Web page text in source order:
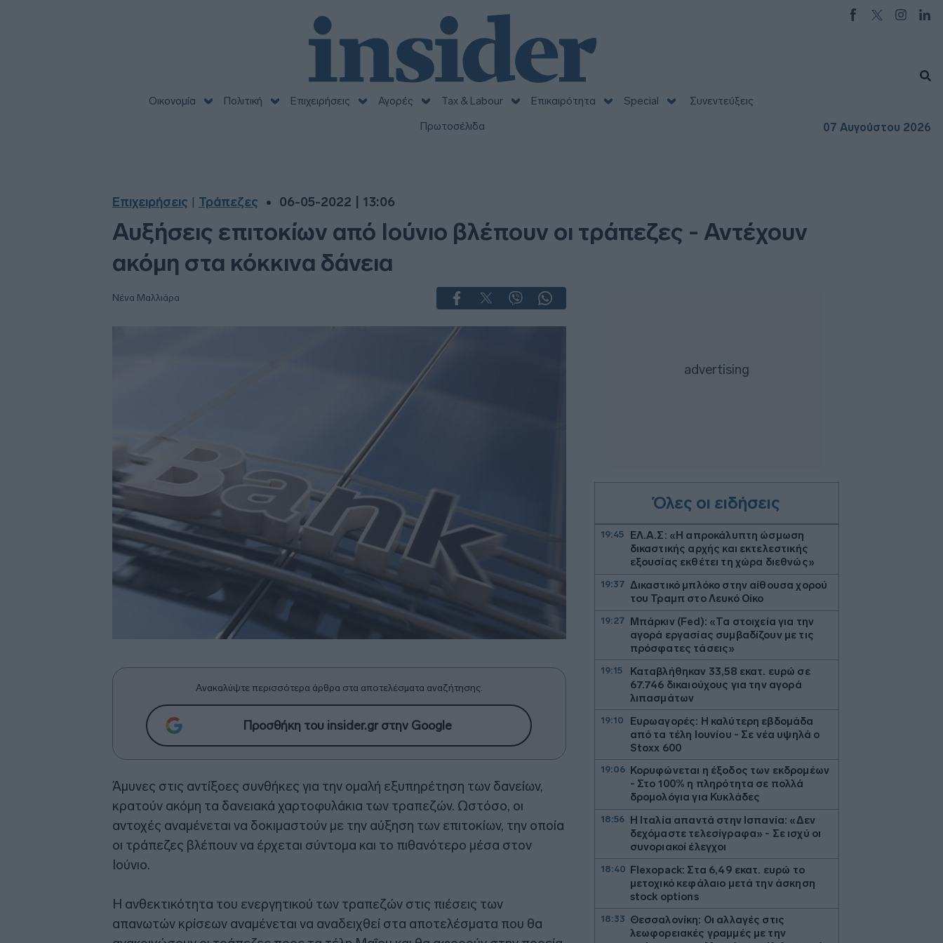
Οικονομία Πολιτική Επιχειρήσεις Αγορές Tax & Labour Επικαιρότητα Special
Συνεντεύξεις
Πρωτοσέλιδα
07 Αυγούστου 2026
Επιχειρήσεις Τράπεζες 06-05-2022 | 13:06
Αυξήσεις επιτοκίων από Ιούνιο βλέπουν οι τράπεζες - Αντέχουν
ακόμη στα κόκκινα δάνεια
Νένα Μαλλιάρα
Ανακαλύψτε περισσότερα άρθρα στα αποτελέσματα αναζήτησης.
Προσθήκη του insider.gr στην Google
Άμυνες στις αντίξοες συνθήκες για την ομαλή εξυπηρέτηση των δανείων,
κρατούν ακόμη τα δανειακά χαρτοφυλάκια των τραπεζών. Ωστόσο, οι
αντοχές αναμένεται να δοκιμαστούν με την αύξηση των επιτοκίων, την οποία
οι τράπεζες βλέπουν να έρχεται σύντομα και το πιθανότερο μέσα στον
Ιούνιο.
Η ανθεκτικότητα του ενεργητικού των τραπεζών στις πιέσεις των
απανωτών κρίσεων αναμένεται να αναδειχθεί στα αποτελέσματα που θα
Όλες οι ειδήσεις
19:45
ΕΛ.Α.Σ: «Η απροκάλυπτη ώσμωση
δικαστικής αρχής και εκτελεστικής
εξουσίας εκθέτει τη χώρα διεθνώς»
19:37 Δικαστικό μπλόκο στην αίθουσα χορού
του Τραμπ στο Λευκό Οίκο
19:27 Μπάρκιν (Fed): «Τα στοιχεία για την
αγορά εργασίας συμβαδίζουν με τις
πρόσφατες τάσεις»
19:15
Καταβλήθηκαν 33,58 εκατ. ευρώ σε
67.746 δικαιούχους για την αγορά
λιπασμάτων
19:10
Ευρωαγορές: Η καλύτερη εβδομάδα
από τα τέλη Ιουνίου - Σε νέα υψηλά ο
Stoxx 600
19:06 Κορυφώνεται η έξοδος των εκδρομέων
- Στο 100% η πληρότητα σε πολλά
δρομολόγια για Κυκλάδες
18:56
Η Ιταλία απαντά στην Ισπανία: «Δεν
δεχόμαστε τελεσίγραφα» - Σε ισχύ οι
συνοριακοί έλεγχοι
18:40 Flexopack: Στα 6,49 εκατ. ευρώ το
μετοχικό κεφάλαιο μετά την άσκηση
stock options
18:33 Θεσσαλονίκη: Οι αλλαγές στις
λεωφορειακές γραμμές με την